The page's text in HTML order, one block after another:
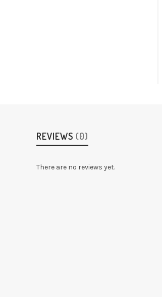
REVIEWS (0)
There are no reviews yet.